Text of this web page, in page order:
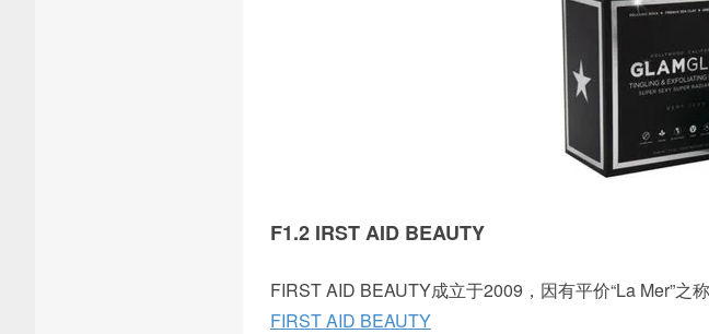
F1.2 IRST AID BEAUTY
FIRST AID BEAUTY成立于2009，因有平价“La Mer”之
FIRST AID BEAUTY